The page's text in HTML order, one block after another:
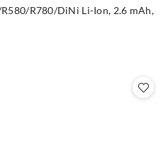
R780/DiNi Li-Ion, 2.6 mAh,